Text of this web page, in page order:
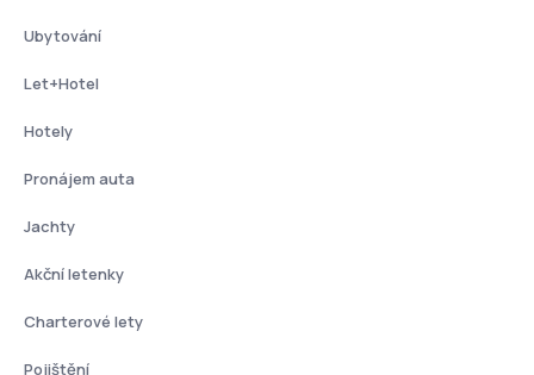
Ubytování
Let+Hotel
Hotely
Pronájem auta
Jachty
Akční letenky
Charterové lety
Pojištění